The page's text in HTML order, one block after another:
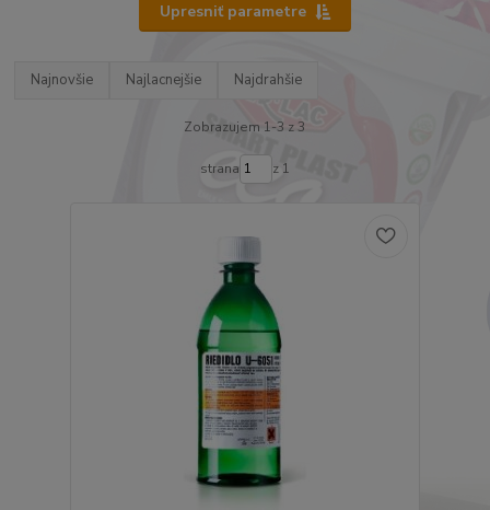
Upresniť parametre
Najnovšie Najlacnejšie Najdrahšie
Zobrazujem 1-3 z 3
strana z 1